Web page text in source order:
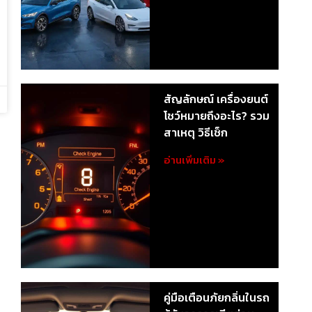
สัญลักษณ์ เครื่องยนต์
โชว์หมายถึงอะไร? รวม
สาเหตุ วิธีเช็ก
อ่านเพิ่มเติม »
คู่มือเตือนภัยกลิ่นในรถ